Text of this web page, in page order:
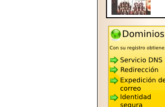
2026-05-25
"MARIACHAZO"
LEYENDAS
MARIACHI VARGAS
Y NUEVO
TECALITLÁN EN LA
ARENA CDMX.